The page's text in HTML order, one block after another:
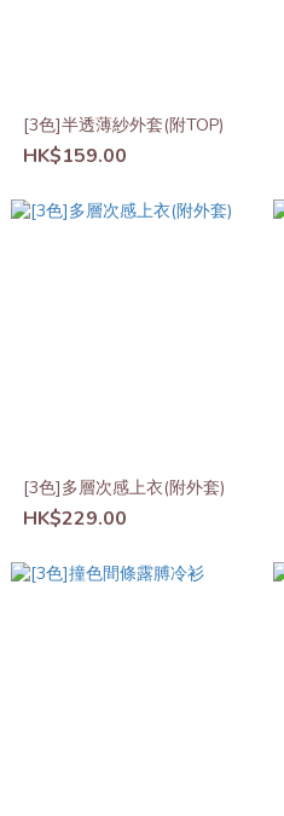
[3色]半透薄紗外套(附TOP)
HK$159.00
[3色]多層次感上衣(附外套)
HK$229.00